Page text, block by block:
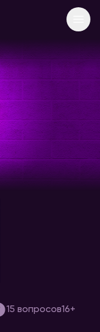
15 вопросов16+